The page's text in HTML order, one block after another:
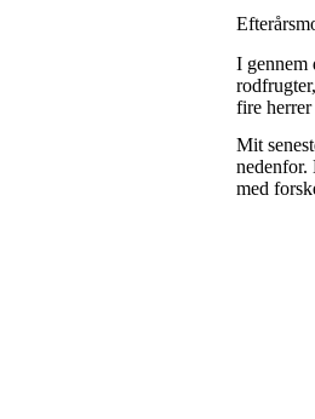
I gennem
fire
Mit
nedenfor.
med